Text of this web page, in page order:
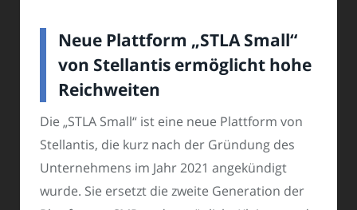
Neue Plattform „STLA Small“
von Stellantis ermöglicht hohe
Reichweiten
Die „STLA Small“ ist eine neue Plattform von
Stellantis, die kurz nach der Gründung des
Unternehmens im Jahr 2021 angekündigt
wurde. Sie ersetzt die zweite Generation der